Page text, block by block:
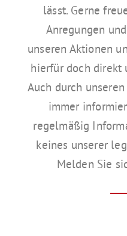
lässt. Gerne
Anregungen
unseren Aktionen
hierfür doch direkt
Auch durch unseren
immer
regelmäßig
keines unserer
Melden Sie